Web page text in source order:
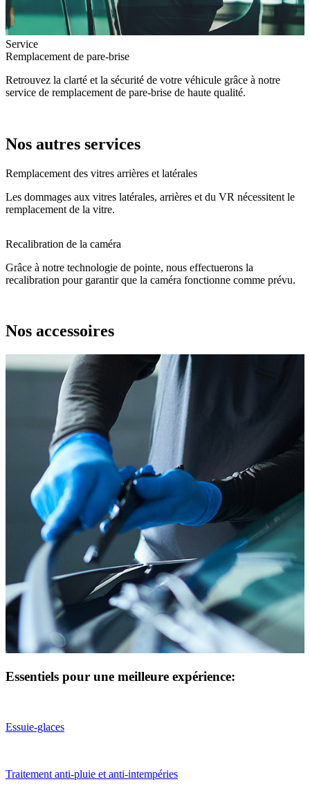
Service
Remplacement de pare-brise
Retrouvez la clarté et la sécurité de votre véhicule grâce à notre
service de remplacement de pare-brise de haute qualité.
Nos autres services
Remplacement des vitres arrières et latérales
Les dommages aux vitres latérales, arrières et du VR nécessitent le
remplacement de la vitre.
Recalibration de la caméra
Grâce à notre technologie de pointe, nous effectuerons la
recalibration pour garantir que la caméra fonctionne comme prévu.
Nos accessoires
Essentiels pour une meilleure expérience:
Essuie-glaces
Traitement anti-pluie et anti-intempéries